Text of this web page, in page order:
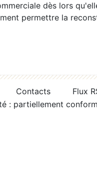
dès lors
permettre la
Contacts
Flux
: partiellement